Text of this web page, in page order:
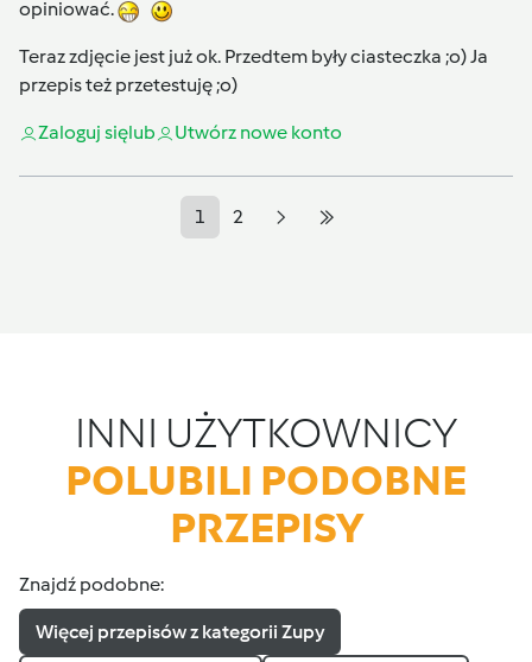
opiniować.
Teraz zdjęcie jest już ok. Przedtem były ciasteczka ;o) Ja
przepis też przetestuję ;o)
Zaloguj sięlub Utwórz nowe konto
1 2
INNI UŻYTKOWNICY
POLUBILI PODOBNE
PRZEPISY
Znajdź podobne:
Więcej przepisów z kategorii Zupy